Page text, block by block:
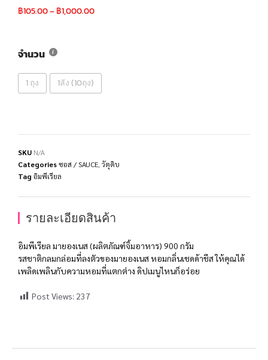
฿105.00–฿1,000.00
จำนวน
1 ถุง 1ลัง (10ถุง)
SKU N/A
Categoriesซอส / SAUCE วัตุดิบ
Tag อิมพีเรียล
รายละเอียดสินค้า
อิมพีเรียล มายองเนส (ผลิตภัณฑ์จิ้มอาหาร) 900 กรัม
รสชาติกลมกล่อมที่ลงตัวของมายองเนส หอมกลิ่นเชดด้าชีส ให้คุณได้
เพลิดเพลินกับความหอมที่แตกต่าง ดิปเมนูไหนก็อร่อย
Post Views: 237